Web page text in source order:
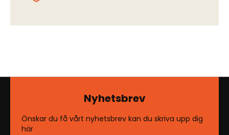
Nyhetsbrev
Önskar du få vårt nyhetsbrev kan du skriva upp dig
här